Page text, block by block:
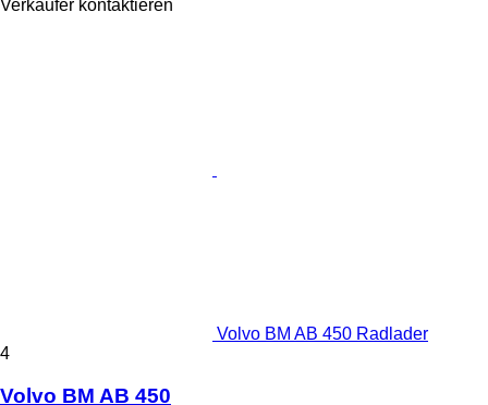
Verkäufer kontaktieren
Volvo BM AB 450 Radlader
4
Volvo BM AB 450